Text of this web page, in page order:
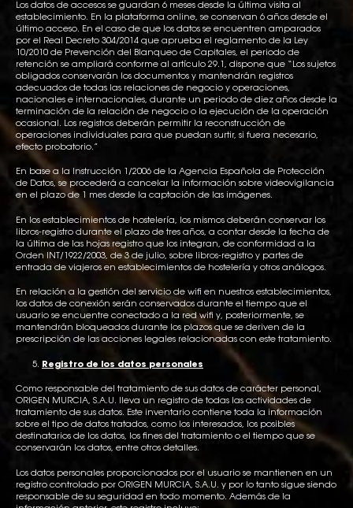
Los datos de accesos se guardan 6 meses desde la última visita al
establecimiento. En la plataforma online, se conservan 6 años desde el
último acceso. En el caso de que los datos se encuentren amparados
por el Real Decreto 304/2014 que aprueba el reglamento de la Ley
10/2010 de Prevención del Blanqueo de Capitales, el periodo de
retención se ampliará conforme al artículo 29.1, dispone que “Los sujetos
obligados conservarán los documentos y mantendrán registros
adecuados de todas las relaciones de negocio y operaciones,
nacionales e internacionales, durante un periodo de diez años desde la
terminación de la relación de negocio o la ejecución de la operación
ocasional. Los registros deberán permitir la reconstrucción de
operaciones individuales para que puedan surtir, si fuera necesario,
efecto probatorio.”
En base a la Instrucción 1/2006 de la Agencia Española de Protección
de Datos, se procederá a cancelar la información sobre videovigilancia
en el plazo de 1 mes desde la captación de las imágenes.
En los establecimientos de hostelería, los mismos deberán conservar los
libros-registro durante el plazo de tres años, a contar desde la fecha de
la última de las hojas registro que los integran, de conformidad a la
Orden INT/1922/2003, de 3 de julio, sobre libros-registro y partes de
entrada de viajeros en establecimientos de hostelería y otros análogos.
En relación a la gestión del servicio de wifi en nuestros establecimientos,
los datos de conexión serán conservados durante el tiempo que el
usuario se encuentre conectado a la red wifi y, posteriormente, se
mantendrán bloqueados durante los plazos que se deriven de la
prescripción de las acciones legales relacionadas con este tratamiento.
Registro de los datos personales
Como responsable del tratamiento de sus datos de carácter personal,
ORIGEN MURCIA, S.A.U. lleva un registro de todas las actividades de
tratamiento de sus datos. Este inventario contiene toda la información
sobre el tipo de datos tratados, como los interesados, los posibles
destinatarios de los datos, los fines del tratamiento o el tiempo que se
conservarán los datos, entre otros detalles.
Los datos personales proporcionados por el usuario se mantienen en un
registro controlado por ORIGEN MURCIA, S.A.U. y por lo tanto sigue siendo
responsable de su seguridad en todo momento. Además de la